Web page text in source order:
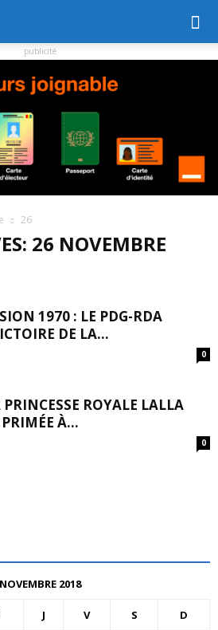
publicité
26
26 NOVEMBRE
1970 : LE PDG-RDA
DE LA...
0
ROYALE LALLA
À...
0
NOVEMBRE 2018
J V S D